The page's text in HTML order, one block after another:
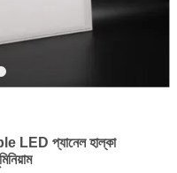
প্যানেল হাল্কা